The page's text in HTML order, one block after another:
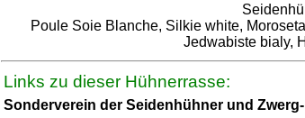
Poule Soie Blanche, Silkie white,
Jedwabiste bialy,
Links zu dieser Hühnerrasse:
Sonderverein der Seidenhühner und